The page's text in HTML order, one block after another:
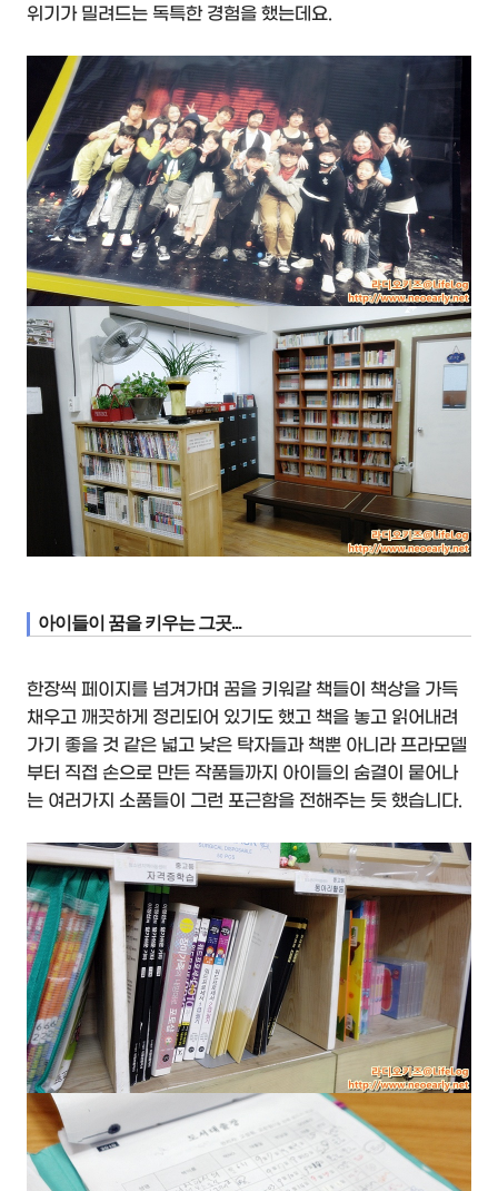
위기가 밀려드는 독특한 경험을 했는데요.
아이들이 꿈을 키우는 그곳...
한장씩 페이지를 넘겨가며 꿈을 키워갈 책들이 책상을 가득
채우고 깨끗하게 정리되어 있기도 했고 책을 놓고 읽어내려
가기 좋을 것 같은 넓고 낮은 탁자들과 책뿐 아니라 프라모델
부터 직접 손으로 만든 작품들까지 아이들의 숨결이 뭍어나
는 여러가지 소품들이 그런 포근함을 전해주는 듯 했습니다.